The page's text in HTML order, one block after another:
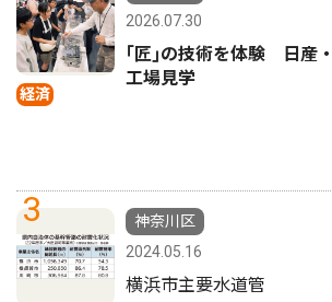
経済
2026.07.30
｢匠｣の技術を体験 日産
工場見学
3
神奈川区
2024.05.16
横浜市主要水道管